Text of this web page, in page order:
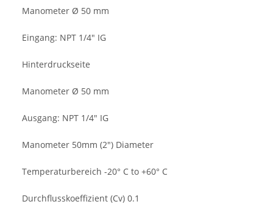
Manometer Ø 50 mm
Eingang: NPT 1/4" IG
Hinterdruckseite
Manometer Ø 50 mm
Ausgang: NPT 1/4" IG
Manometer 50mm (2") Diameter
Temperaturbereich -20° C to +60° C
Durchflusskoeffizient (Cv) 0.1